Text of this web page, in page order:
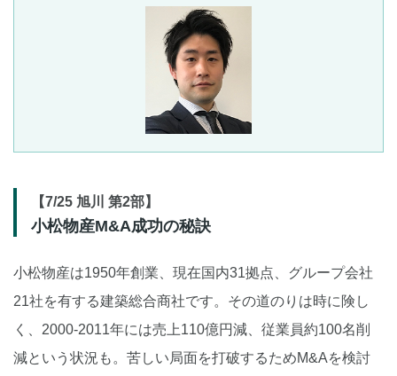
【7/25 旭川 第2部】
小松物産M&A成功の秘訣
小松物産は1950年創業、現在国内31拠点、グループ会社
21社を有する建築総合商社です。その道のりは時に険し
く、2000-2011年には売上110億円減、従業員約100名削
減という状況も。苦しい局面を打破するためM&Aを検討